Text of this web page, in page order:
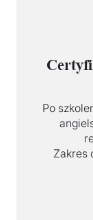
Po
Zakres